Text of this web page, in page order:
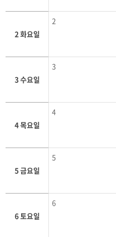
2 화요일
2
3 수요일
3
4 목요일
4
5 금요일
5
6 토요일
6